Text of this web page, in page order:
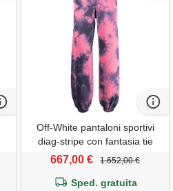
Off-White pantaloni sportivi
diag-stripe con fantasia tie
dye - rosa
667,00 € 1.652,00 €
Sped. gratuita